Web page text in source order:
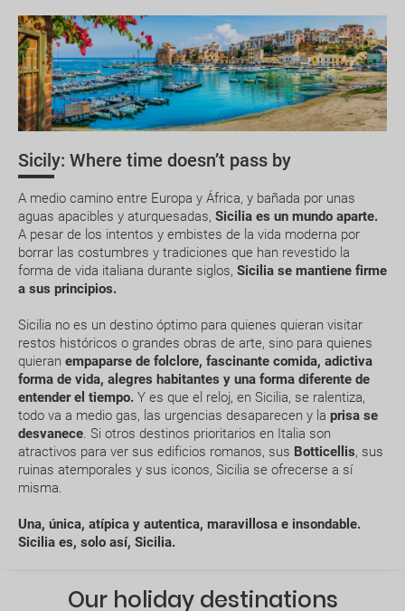
Sicily: Where time doesn’t pass by
A medio camino entre Europa y África, y bañada por unas
aguas apacibles y aturquesadas, Sicilia es un mundo aparte.
A pesar de los intentos y embistes de la vida moderna por
borrar las costumbres y tradiciones que han revestido la
forma de vida italiana durante siglos, Sicilia se mantiene firme
a sus principios.
Sicilia no es un destino óptimo para quienes quieran visitar
restos históricos o grandes obras de arte, sino para quienes
quieran empaparse de folclore, fascinante comida, adictiva
forma de vida, alegres habitantes y una forma diferente de
entender el tiempo. Y es que el reloj, en Sicilia, se ralentiza,
todo va a medio gas, las urgencias desaparecen y la prisa se
desvanece . Si otros destinos prioritarios en Italia son
atractivos para ver sus edificios romanos, sus Botticellis, sus
ruinas atemporales y sus iconos, Sicilia se ofrecerse a sí
misma.
Una, única, atípica y autentica, maravillosa e insondable.
Sicilia es, solo así, Sicilia.
The Valley of the
Necropolis of
What do you need to travel to Italy?
Documentation
How to get to Sicily?
Healthcare
Currency
National holidays
Can I change or cancel my booking? How much will
I have to pay?
What expiry date should I have on my passport to
travel to.....?
How early should I arrive at the airport?
How can I book a package Holiday on the website?
What happens if my booking or part of it is pending
How would I know if there is availability for my
Our holiday destinations